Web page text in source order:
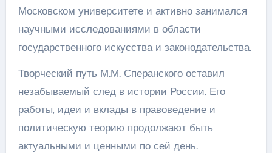
Московском университете и активно занимался
научными исследованиями в области
государственного искусства и законодательства.
Творческий путь М.М. Сперанского оставил
незабываемый след в истории России. Его
работы, идеи и вклады в правоведение и
политическую теорию продолжают быть
актуальными и ценными по сей день.